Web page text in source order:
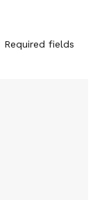
Required fields